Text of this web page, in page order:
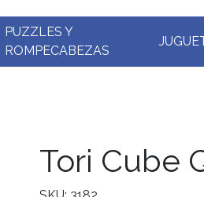
PUZZLES Y
ROMPECABEZAS
Tori Cube